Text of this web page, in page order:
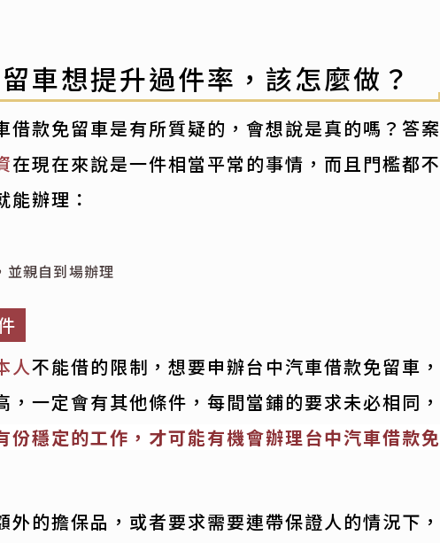
車想提升過件率，該怎麼做？
借款免留車是有所質疑的，會想說是真的嗎？答案
在現在來說是一件相當平常的事情，而且門檻都不
能辦理：
並親自到場辦理
人不能借的限制，想要申辦台中汽車借款免留車，
，一定會有其他條件，每間當鋪的要求未必相同，
份穩定的工作，才可能有機會辦理台中汽車借款免
外的擔保品，或者要求需要連帶保證人的情況下，